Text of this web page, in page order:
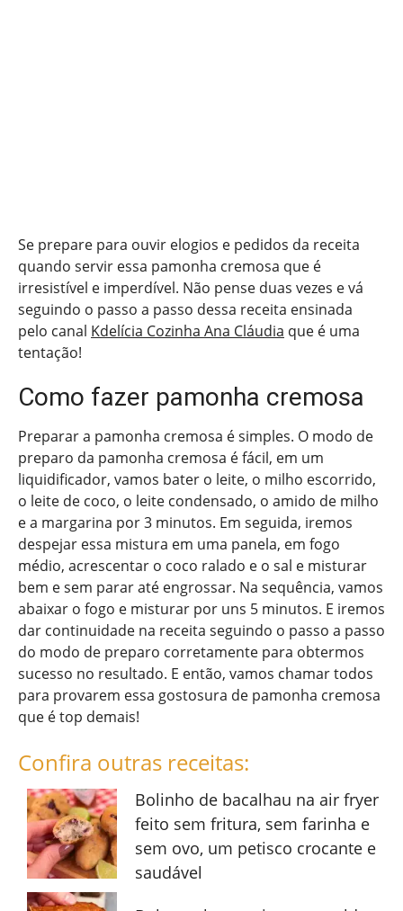
Se prepare para ouvir elogios e pedidos da receita
quando servir essa pamonha cremosa que é
irresistível e imperdível. Não pense duas vezes e vá
seguindo o passo a passo dessa receita ensinada
pelo canal Kdelícia Cozinha Ana Cláudia que é uma
tentação!
Como fazer pamonha cremosa
Preparar a pamonha cremosa é simples. O modo de
preparo da pamonha cremosa é fácil, em um
liquidificador, vamos bater o leite, o milho escorrido,
o leite de coco, o leite condensado, o amido de milho
e a margarina por 3 minutos. Em seguida, iremos
despejar essa mistura em uma panela, em fogo
médio, acrescentar o coco ralado e o sal e misturar
bem e sem parar até engrossar. Na sequência, vamos
abaixar o fogo e misturar por uns 5 minutos. E iremos
dar continuidade na receita seguindo o passo a passo
do modo de preparo corretamente para obtermos
sucesso no resultado. E então, vamos chamar todos
para provarem essa gostosura de pamonha cremosa
que é top demais!
Confira outras receitas:
Bolinho de bacalhau na air fryer
feito sem fritura, sem farinha e
sem ovo, um petisco crocante e
saudável